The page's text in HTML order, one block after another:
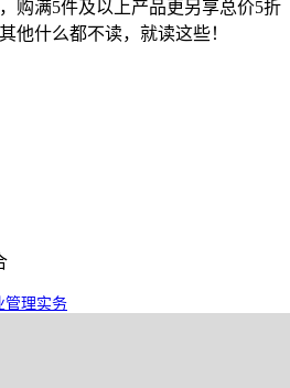
购满5件及以上产品更另享总价5折
他什么都不读，就读这些！
管理实务